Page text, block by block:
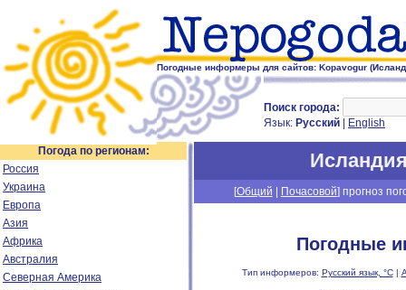
Погодные информеры для сайтов: Kopavogur
Поиск города:
Язык: Русский English
Погода по регионам:
Россия
Украина
Европа
Азия
Африка
Австралия
Северная Америка
[Общий Почасовой] прогноз
Погодные
Тип информеров: Русский язык, °C|